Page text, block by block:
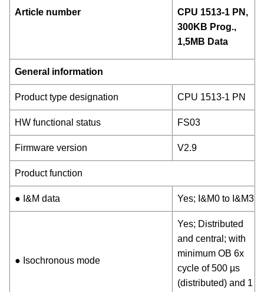
Article number
CPU 1513-1 PN,
300KB Prog.,
1,5MB Data
General information
Product type designation CPU 1513-1 PN
HW functional status FS03
Firmware version V2.9
Product function
● I&M data Yes; I&M0 to I&M3
● Isochronous mode
Yes; Distributed
and central; with
minimum OB 6x
cycle of 500 µs
(distributed) and 1